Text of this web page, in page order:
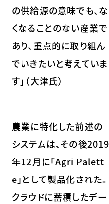
の供給源の意味でも、な
くなることのない産業で
あり、重点的に取り組ん
でいきたいと考えていま
す」（大津氏）
農業に特化した前述の
システムは、その後2019
年12月に「Agri Palett
e」として製品化された。
クラウドに蓄積したデー